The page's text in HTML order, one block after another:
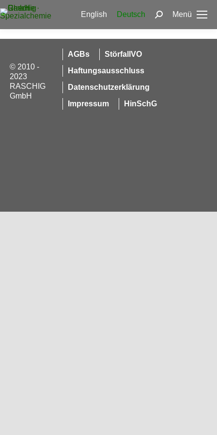
Menü
English Deutsch Search:
© 2010 -
2023
RASCHIG
GmbH
AGBs
StörfallVO
Haftungsausschluss
Datenschutzerklärung
Impressum
HinSchG